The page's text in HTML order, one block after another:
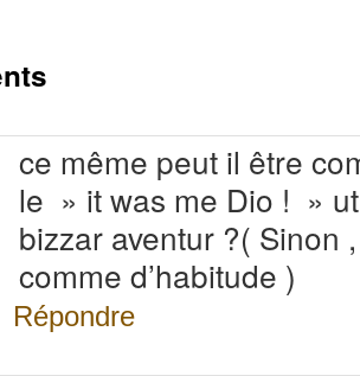
ce même peut il être
le » it was me Dio ! »
bizzar aventur ?( Sinon
comme d’habitude )
Répondre